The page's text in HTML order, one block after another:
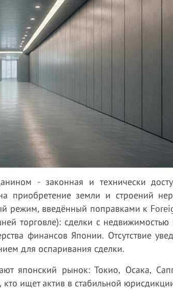
- законная и технически
приобретение земли и строений
режим, введённый поправками к
торговле): сделки с
финансов Японии. Отсутствие
для оспаривания сделки.
японский рынок: Токио, Осака,
ищет актив в стабильной